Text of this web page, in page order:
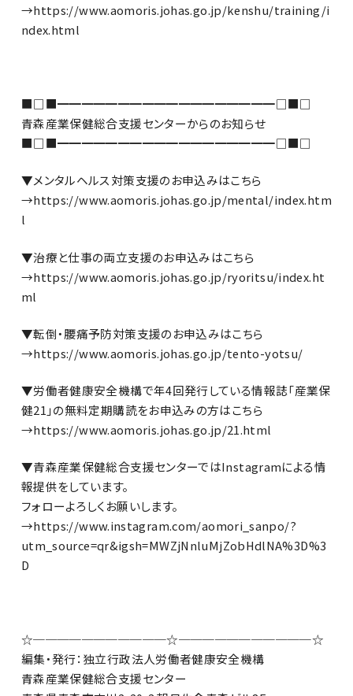
→https://www.aomoris.johas.go.jp/kenshu/training/i
ndex.html
■□■━━━━━━━━━━━━━━━━━━□■□
青森産業保健総合支援センターからのお知らせ
■□■━━━━━━━━━━━━━━━━━━□■□
▼メンタルヘルス対策支援のお申込みはこちら
→https://www.aomoris.johas.go.jp/mental/index.htm
l
▼治療と仕事の両立支援のお申込みはこちら
→https://www.aomoris.johas.go.jp/ryoritsu/index.ht
ml
▼転倒・腰痛予防対策支援のお申込みはこちら
→https://www.aomoris.johas.go.jp/tento-yotsu/
▼労働者健康安全機構で年4回発行している情報誌「産業保
健21」の無料定期購読をお申込みの方はこちら
→https://www.aomoris.johas.go.jp/21.html
▼青森産業保健総合支援センターではInstagramによる情
報提供をしています。
フォローよろしくお願いします。
→https://www.instagram.com/aomori_sanpo/?
utm_source=qr&igsh=MWZjNnluMjZobHdlNA%3D%3
D
☆───────────☆───────────☆
編集・発行：独立行政法人労働者健康安全機構
青森産業保健総合支援センター